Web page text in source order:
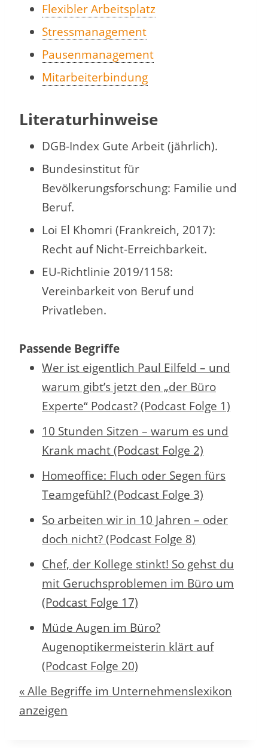
Flexibler Arbeitsplatz
Stressmanagement
Pausenmanagement
Mitarbeiterbindung
Literaturhinweise
DGB-Index Gute Arbeit (jährlich).
Bundesinstitut für
Bevölkerungsforschung: Familie und
Beruf.
Loi El Khomri (Frankreich, 2017):
Recht auf Nicht-Erreichbarkeit.
EU-Richtlinie 2019/1158:
Vereinbarkeit von Beruf und
Privatleben.
Passende Begriffe
Wer ist eigentlich Paul Eilfeld – und
warum gibt’s jetzt den „der Büro
Experte“ Podcast? (Podcast Folge 1)
10 Stunden Sitzen – warum es und
Krank macht (Podcast Folge 2)
Homeoffice: Fluch oder Segen fürs
Teamgefühl? (Podcast Folge 3)
So arbeiten wir in 10 Jahren – oder
doch nicht? (Podcast Folge 8)
Chef, der Kollege stinkt! So gehst du
mit Geruchsproblemen im Büro um
(Podcast Folge 17)
Müde Augen im Büro?
Augenoptikermeisterin klärt auf
(Podcast Folge 20)
« Alle Begriffe im Unternehmenslexikon
anzeigen